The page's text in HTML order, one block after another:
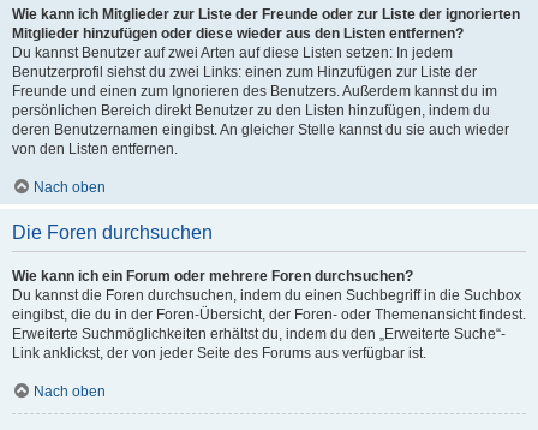
Wie kann ich Mitglieder zur Liste der Freunde oder zur Liste der ignorierten
Mitglieder hinzufügen oder diese wieder aus den Listen entfernen?
Du kannst Benutzer auf zwei Arten auf diese Listen setzen: In jedem
Benutzerprofil siehst du zwei Links: einen zum Hinzufügen zur Liste der
Freunde und einen zum Ignorieren des Benutzers. Außerdem kannst du im
persönlichen Bereich direkt Benutzer zu den Listen hinzufügen, indem du
deren Benutzernamen eingibst. An gleicher Stelle kannst du sie auch wieder
von den Listen entfernen.
Nach oben
Die Foren durchsuchen
Wie kann ich ein Forum oder mehrere Foren durchsuchen?
Du kannst die Foren durchsuchen, indem du einen Suchbegriff in die Suchbox
eingibst, die du in der Foren-Übersicht, der Foren- oder Themenansicht findest.
Erweiterte Suchmöglichkeiten erhältst du, indem du den „Erweiterte Suche“-
Link anklickst, der von jeder Seite des Forums aus verfügbar ist.
Nach oben